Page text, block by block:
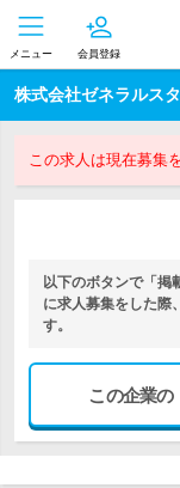
メニュー 会員登録
株式会社ゼネラルス
この求人は現在募集
以下のボタンで「掲
に求人募集をした際
す。
この企業の